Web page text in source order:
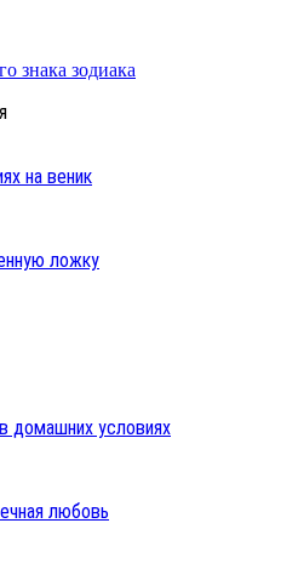
знака зодиака
на веник
ложку
домашних условиях
любовь